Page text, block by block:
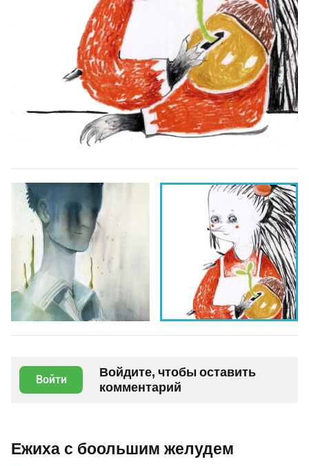
Войти
Войдите, чтобы оставить
комментарий
Ежиха с боольшим желудем